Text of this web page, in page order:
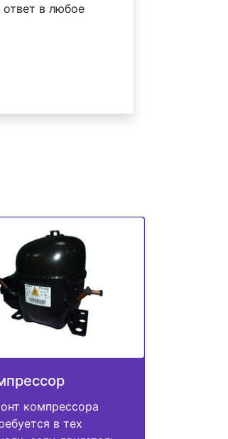
в любое
компрессора
в тех